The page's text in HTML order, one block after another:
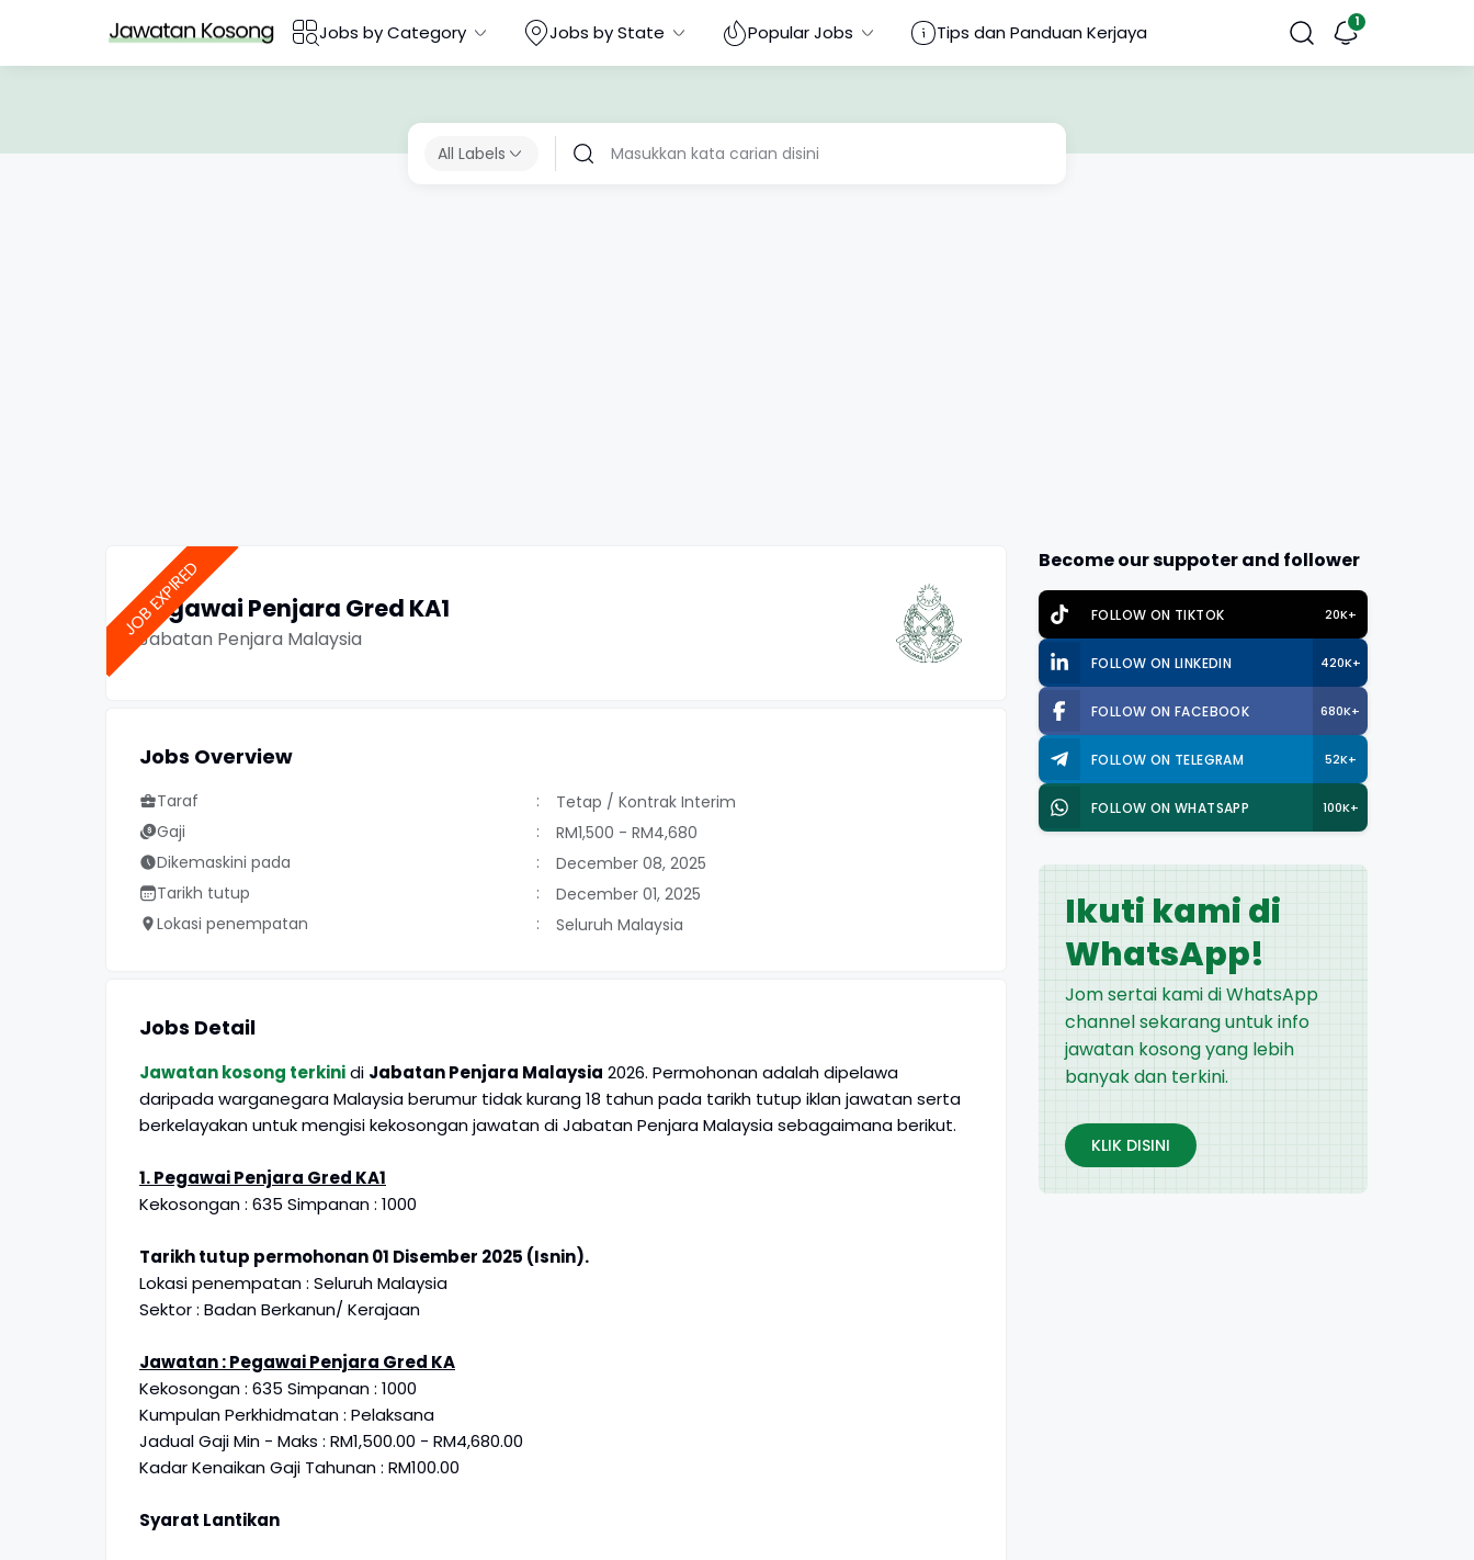
Jobs by Category Jobs by State Popular Jobs Tips dan Panduan Kerjaya
All Labels
Pegawai Penjara Gred KA1
Jabatan Penjara Malaysia
Jobs Overview
Taraf
Tetap / Kontrak Interim
Gaji
RM1,500 - RM4,680
Dikemaskini pada
December 08, 2025
Tarikh tutup
December 01, 2025
Lokasi penempatan
Seluruh Malaysia
Jobs Detail
Jawatan kosong terkinidi Jabatan Penjara Malaysia 2026. Permohonan adalah dipelawa
daripada warganegara Malaysia berumur tidak kurang 18 tahun pada tarikh tutup iklan jawatan serta
berkelayakan untuk mengisi kekosongan jawatan di Jabatan Penjara Malaysia sebagaimana berikut.
1. Pegawai Penjara Gred KA1
Kekosongan : 635 Simpanan : 1000
Tarikh tutup permohonan 01 Disember 2025 (Isnin).
Lokasi penempatan : Seluruh Malaysia
Sektor : Badan Berkanun/ Kerajaan
Jawatan : Pegawai Penjara Gred KA
Kekosongan : 635 Simpanan : 1000
Kumpulan Perkhidmatan : Pelaksana
Jadual Gaji Min - Maks : RM1,500.00 - RM4,680.00
Kadar Kenaikan Gaji Tahunan : RM100.00
Syarat Lantikan
Become our suppoter and follower
FOLLOW ON TIKTOK 20K+
FOLLOW ON LINKEDIN 420K+
FOLLOW ON FACEBOOK 680K+
FOLLOW ON TELEGRAM 52K+
FOLLOW ON WHATSAPP 100K+
Ikuti kami di
WhatsApp!
Jom sertai kami di WhatsApp
channel sekarang untuk info
jawatan kosong yang lebih
banyak dan terkini.
KLIK DISINI